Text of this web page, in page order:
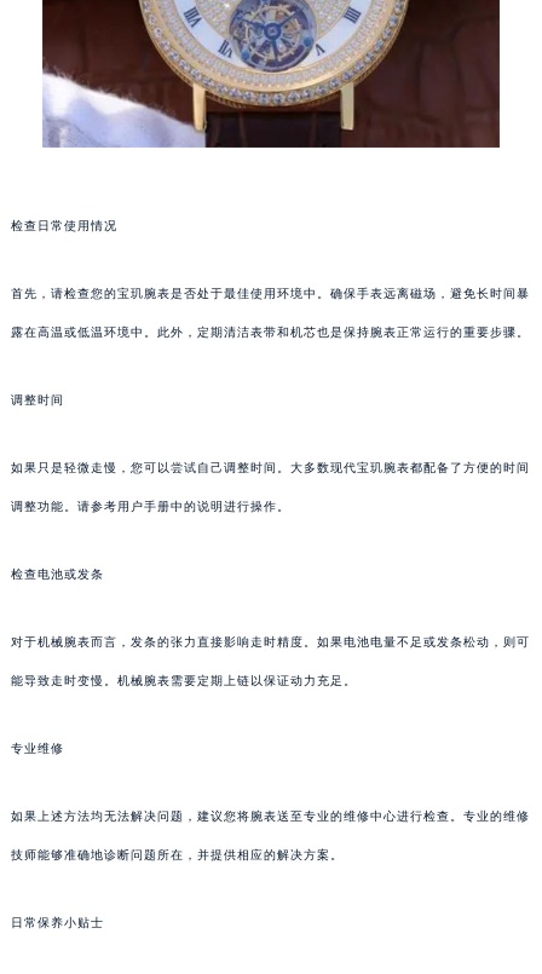
检查日常使用情况
首先，请检查您的宝玑腕表是否处于最佳使用环境中。确保手表远离磁场，避免长时间暴
露在高温或低温环境中。此外，定期清洁表带和机芯也是保持腕表正常运行的重要步骤。
调整时间
如果只是轻微走慢，您可以尝试自己调整时间。大多数现代宝玑腕表都配备了方便的时间
调整功能。请参考用户手册中的说明进行操作。
检查电池或发条
对于机械腕表而言，发条的张力直接影响走时精度。如果电池电量不足或发条松动，则可
能导致走时变慢。机械腕表需要定期上链以保证动力充足。
专业维修
如果上述方法均无法解决问题，建议您将腕表送至专业的维修中心进行检查。专业的维修
技师能够准确地诊断问题所在，并提供相应的解决方案。
日常保养小贴士